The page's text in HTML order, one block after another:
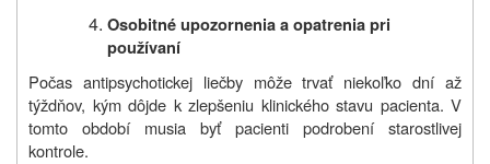
Osobitné upozornenia a opatrenia pri
používaní
Počas antipsychotickej liečby môže trvať niekoľko dní až
týždňov, kým dôjde k zlepšeniu klinického stavu pacienta. V
tomto období musia byť pacienti podrobení starostlivej
kontrole.